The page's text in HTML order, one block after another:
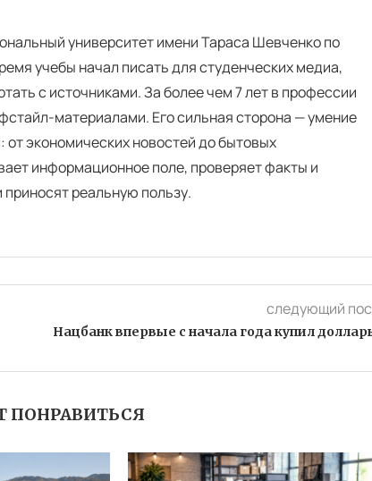
университет имени Тараса Шевченко по
учебы начал писать для студенческих медиа,
с источниками. За более чем 7 лет в профессии
материалами. Его сильная сторона — умение
экономических новостей до бытовых
информационное поле, проверяет факты и
реальную пользу.
следующий
Нацбанк впервые с начала года купил